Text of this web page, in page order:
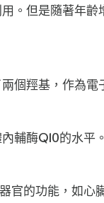
。但是隨著年
個羥基，作為
輔酶Q10的水
官的功能，如